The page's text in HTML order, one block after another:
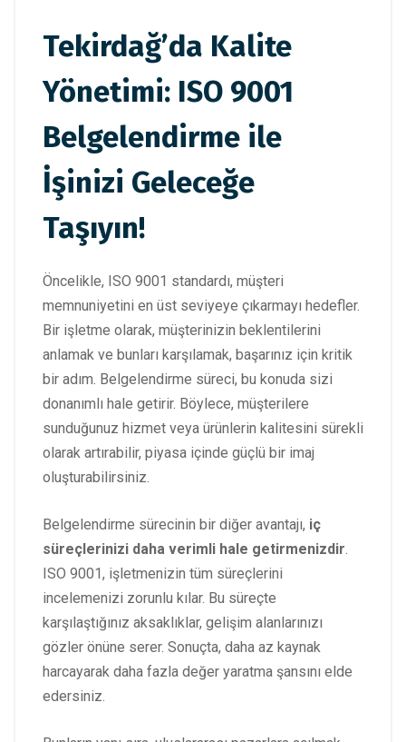
Tekirdağ’da Kalite
Yönetimi: ISO 9001
Belgelendirme ile
İşinizi Geleceğe
Taşıyın!
Öncelikle, ISO 9001 standardı, müşteri
memnuniyetini en üst seviyeye çıkarmayı hedefler.
Bir işletme olarak, müşterinizin beklentilerini
anlamak ve bunları karşılamak, başarınız için kritik
bir adım. Belgelendirme süreci, bu konuda sizi
donanımlı hale getirir. Böylece, müşterilere
sunduğunuz hizmet veya ürünlerin kalitesini sürekli
olarak artırabilir, piyasa içinde güçlü bir imaj
oluşturabilirsiniz.
Belgelendirme sürecinin bir diğer avantajı, iç
süreçlerinizi daha verimli hale getirmenizdir
ISO 9001, işletmenizin tüm süreçlerini
incelemenizi zorunlu kılar. Bu süreçte
karşılaştığınız aksaklıklar, gelişim alanlarınızı
gözler önüne serer. Sonuçta, daha az kaynak
harcayarak daha fazla değer yaratma şansını elde
edersiniz.